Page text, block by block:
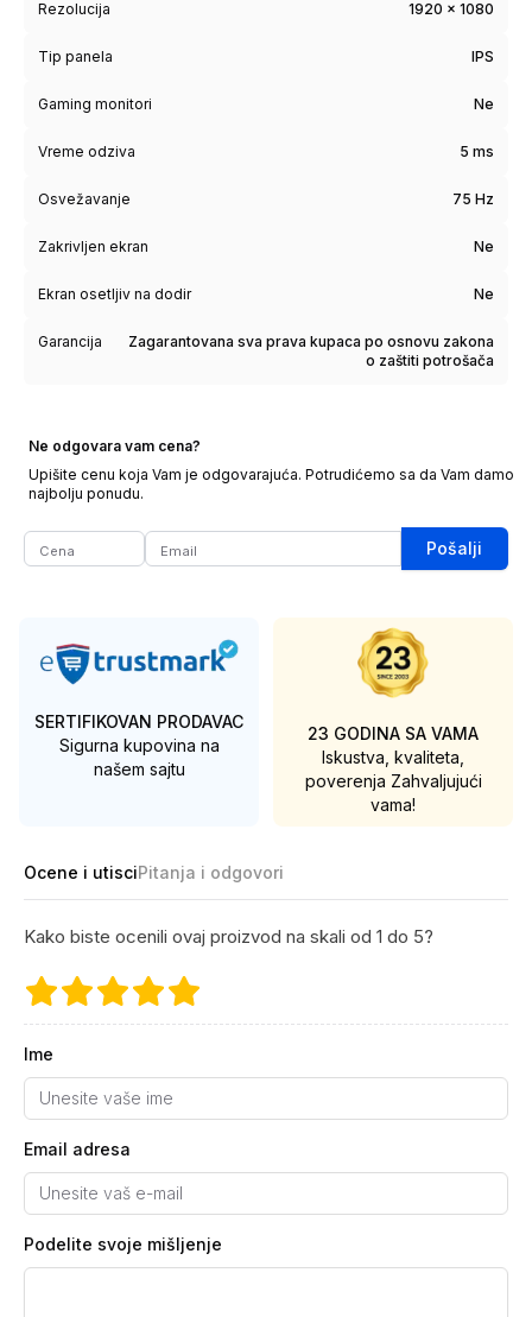
Rezolucija 1920 x 1080
Tip panela IPS
Gaming monitori Ne
Vreme odziva 5 ms
Osvežavanje 75 Hz
Zakrivljen ekran Ne
Ekran osetljiv na dodir Ne
Garancija
Zagarantovana sva prava kupaca po osnovu zakona
o zaštiti potrošača
Ne odgovara vam cena?
Upišite cenu koja Vam je odgovarajuća. Potrudićemo sa da Vam damo
najbolju ponudu.
Pošalji
SERTIFIKOVAN PRODAVAC
Sigurna kupovina na
našem sajtu
23 GODINA SA VAMA
Iskustva, kvaliteta,
poverenja Zahvaljujući
vama!
Ocene i utisciPitanja i odgovori
Kako biste ocenili ovaj proizvod na skali od 1 do 5?
Ime
Email adresa
Podelite svoje mišljenje